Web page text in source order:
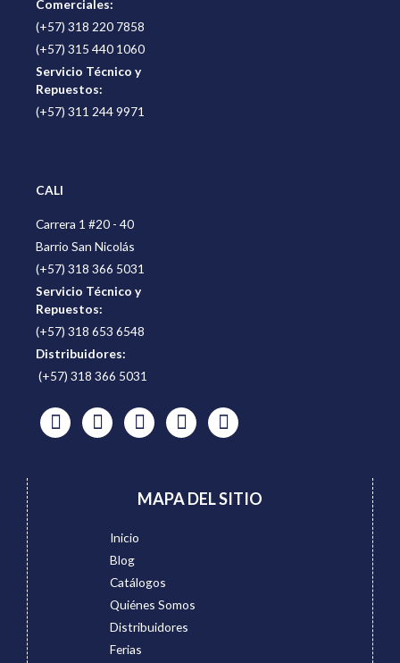
Comerciales:
(+57) 318 220 7858
(+57) 315 440 1060
Servicio Técnico y
Repuestos:
(+57) 311 244 9971
CALI
Carrera 1 #20 - 40
Barrio San Nicolás
(+57) 318 366 5031
Servicio Técnico y
Repuestos:
(+57) 318 653 6548
Distribuidores:
(+57) 318 366 5031
MAPA DEL SITIO
Inicio
Blog
Catálogos
Quiénes Somos
Distribuidores
Ferias